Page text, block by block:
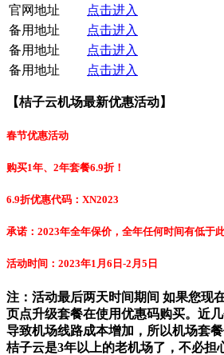
官网地址
点击进入
备用地址
点击进入
备用地址
点击进入
备用地址
点击进入
【桔子云机场最新优惠活动】
春节优惠活动
购买1年、2年套餐6.9折！
6.9折优惠代码：XN2023
承诺：2023年全年保价，全年任何时间有低于
活动时间：2023年1月6日-2月5日
注：活动最后两天时间期间 如果您现
页点升级套餐在使用优惠码购买。近
导致机场线路成本增加，所以机场套
桔子云是3年以上的老机场了，不必担